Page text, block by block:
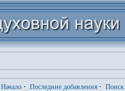
Начало · Последние добавления · Поиск